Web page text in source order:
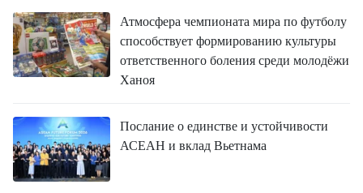
В МИРЕ
ВСТРЕЧИ - ДИАЛОГИ
О ГАЗЕТЕ «НЯНЗАН»
Атмосфера чемпионата мира по футболу
способствует формированию культуры
ответственного боления среди молодёжи
Ханоя
Послание о единстве и устойчивости
АСЕАН и вклад Вьетнама